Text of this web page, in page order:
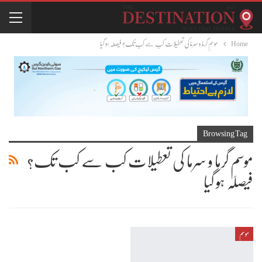
Home موسمِ گرما و سرما کی تعطیلات کب سے کب تک؟ فیصلہ ہو گیا
Browsing Tag
موسمِ گرما و سرما کی تعطیلات کب سے کب تک؟
فیصلہ ہو گیا
موسم